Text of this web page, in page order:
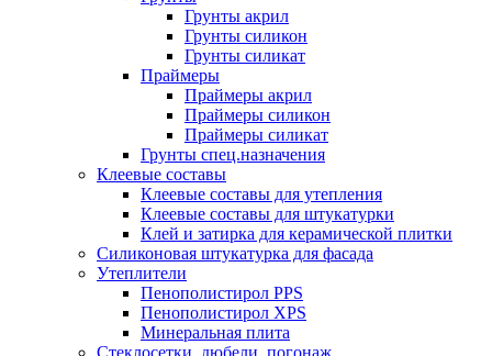
Грунты акрил
Грунты силикон
Грунты силикат
Праймеры
Праймеры акрил
Праймеры силикон
Праймеры силикат
Грунты спец.назначения
Клеевые составы
Клеевые составы для утепления
Клеевые составы для штукатурки
Клей и затирка для керамической плитки
Силиконовая штукатурка для фасада
Утеплители
Пенополистирол PPS
Пенополистирол XPS
Минеральная плита
Стеклосетки, дюбели, погонаж